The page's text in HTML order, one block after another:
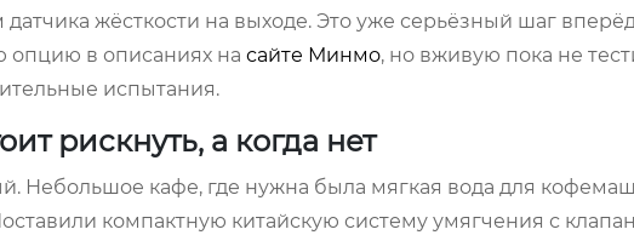
жёсткости на выходе. Это уже серьёзный шаг
опцию в описаниях на сайте Минмо, но вживую пока не
испытания.
рискнуть, а когда нет
Небольшое кафе, где нужна была мягкая вода для
компактную китайскую систему умягчения с